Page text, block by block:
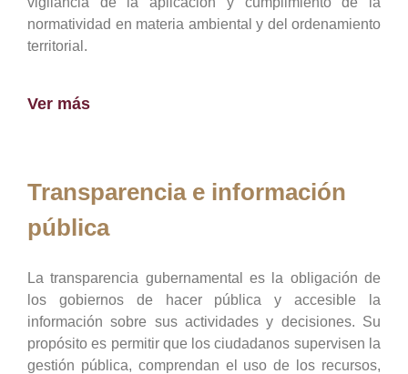
normatividad en materia ambiental y del ordenamiento
territorial.
Ver más
Transparencia e información
pública
La transparencia gubernamental es la obligación de
los gobiernos de hacer pública y accesible la
información sobre sus actividades y decisiones. Su
propósito es permitir que los ciudadanos supervisen la
gestión pública, comprendan el uso de los recursos,